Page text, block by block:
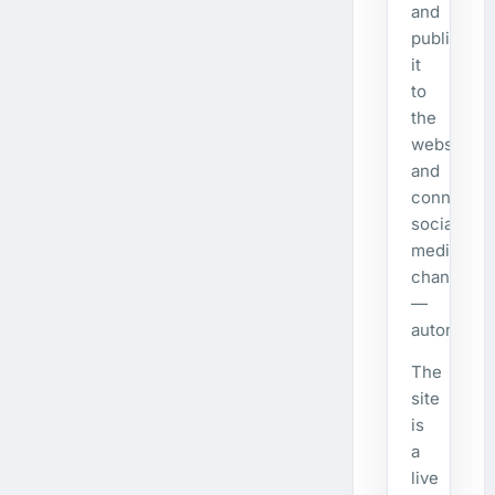
and
publishes
it
to
the
website
and
connected
social
media
channels
—
The
site
is
a
live